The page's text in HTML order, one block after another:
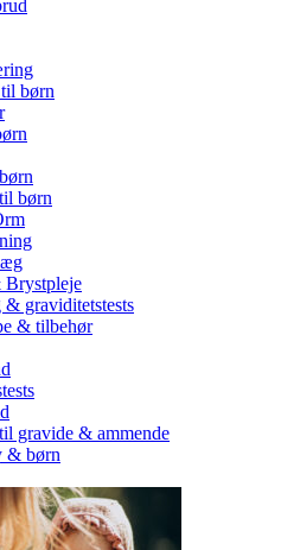
børn
børn
graviditetstests
& tilbehør
gravide & ammende
& børn